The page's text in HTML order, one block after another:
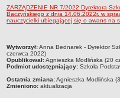
Przekształcone szkoły i
Wielofunkcyjna Placówka
Specjalny Ośrodek nr 1
Specjalny Ośrodek nr 5
BURSA MIEJSKA
ZARZĄDZENIE NR 7/2022 Dyrektora
Baczyńskiego z dnia 14.06.2022r. w
nauczycielki ubiegającej się o awans na
metryczka
Wytworzył:Anna Bednarek - Dyrektor
czerwca 2022)
Opublikował:Agnieszka Modlińska (20
Podmiot udostępniający: Szkoła
Ostatnia zmiana:Agnieszka Modlińska
Zmieniono: aktualizacja